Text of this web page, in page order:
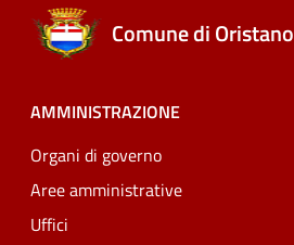
Comune di Oristano
AMMINISTRAZIONE
Organi di governo
Aree amministrative
Uffici